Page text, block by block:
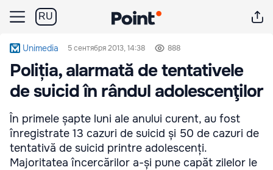
RU
Unimedia 5 сентября 2013, 14:38 888
Poliția, alarmată de tentativele
de suicid în rândul adolescenţilor
În primele șapte luni ale anului curent, au fost
înregistrate 13 cazuri de suicid și 50 de cazuri de
tentativă de suicid printre adolescenți.
Majoritatea încercărilor a-și pune capăt zilelor le